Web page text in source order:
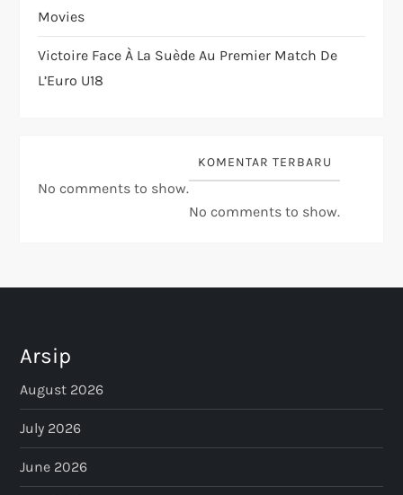
Movies
Victoire Face À La Suède Au Premier Match De
L’Euro U18
No comments to show.
KOMENTAR TERBARU
No comments to show.
Arsip
August 2026
July 2026
June 2026